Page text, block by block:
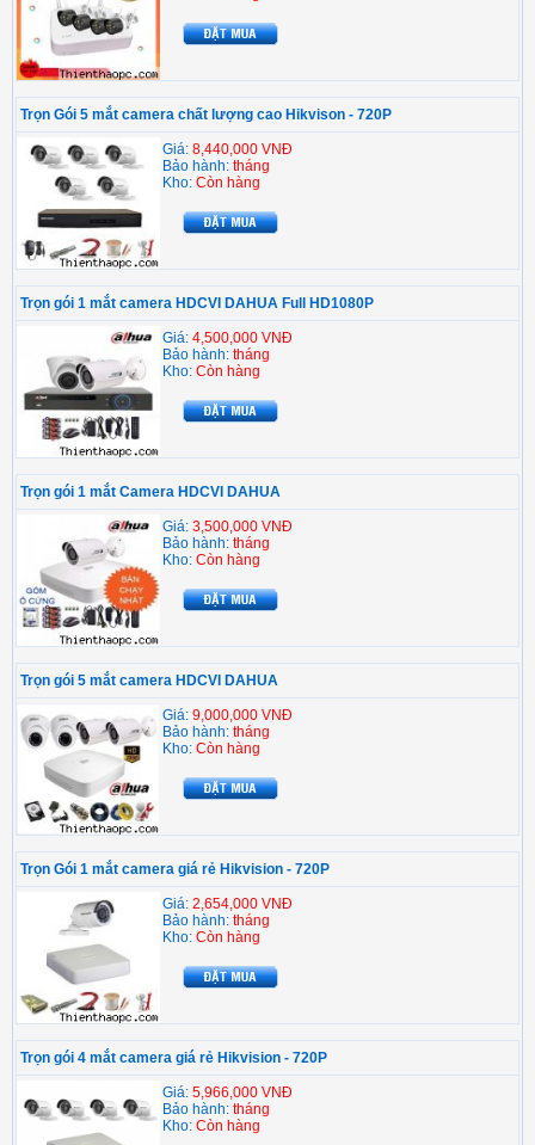
Trọn Gói 5 mắt camera chất lượng cao Hikvison - 720P
Giá: 8,440,000 VNĐ
Bảo hành: tháng
Kho: Còn hàng
Trọn gói 1 mắt camera HDCVI DAHUA Full HD1080P
Giá: 4,500,000 VNĐ
Bảo hành: tháng
Kho: Còn hàng
Trọn gói 1 mắt Camera HDCVI DAHUA
Giá: 3,500,000 VNĐ
Bảo hành: tháng
Kho: Còn hàng
Trọn gói 5 mắt camera HDCVI DAHUA
Giá: 9,000,000 VNĐ
Bảo hành: tháng
Kho: Còn hàng
Trọn Gói 1 mắt camera giá rẻ Hikvision - 720P
Giá: 2,654,000 VNĐ
Bảo hành: tháng
Kho: Còn hàng
Trọn gói 4 mắt camera giá rẻ Hikvision - 720P
Giá: 5,966,000 VNĐ
Bảo hành: tháng
Kho: Còn hàng